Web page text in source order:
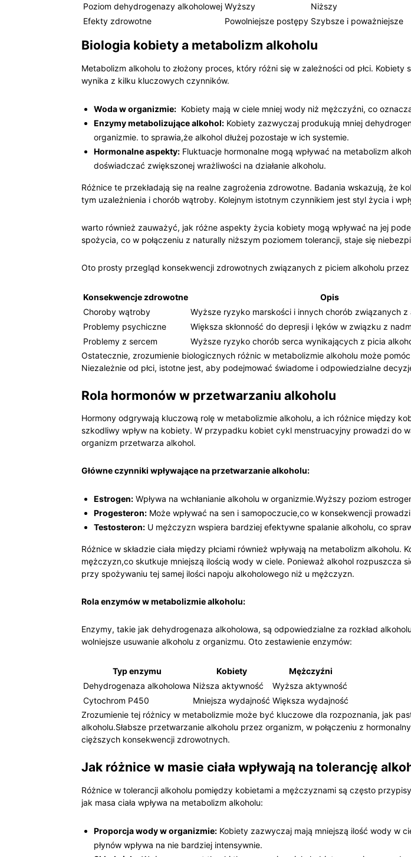
Poziom dehydrogenazy alkoholowej Wyższy
Niższy
Efekty⁢ zdrowotne
Powolniejsze⁤ postępy Szybsze i poważniejsze
Biologia kobiety a metabolizm ⁤alkoholu
Metabolizm ⁤alkoholu to złożony proces, który ⁤różni się w‌ zależności od płci.
wynika‌ z⁤ kilku kluczowych czynników.
Woda w organizmie:
Kobiety mają w ciele ⁢mniej wody niż mężczyźni, co
Enzymy metabolizujące ⁢alkohol: Kobiety ⁣zazwyczaj​ produkują mniej
organizmie. to sprawia,że alkohol dłużej pozostaje w ich systemie.
Hormonalne aspekty: Fluktuacje hormonalne mogą wpływać na metabolizm
doświadczać ​zwiększonej wrażliwości ⁤na działanie alkoholu.
Różnice te przekładają​ się‌ na ⁢realne zagrożenia zdrowotne. Badania wskazują, że
tym uzależnienia i chorób​ wątroby. Kolejnym​ istotnym czynnikiem jest styl życia i
warto również ​zauważyć, jak różne aspekty​ życia kobiety mogą wpływać na ‍jej
spożycia,⁣ co w połączeniu z naturally ⁢niższym poziomem tolerancji, staje ‍się
Oto prosty przegląd konsekwencji⁢ zdrowotnych‌ związanych z piciem alkoholu
Konsekwencje zdrowotne
Opis
Choroby‌ wątroby
Wyższe‌ ryzyko​ marskości i innych chorób związanych z
Problemy psychiczne
Większa skłonność⁤ do depresji i lęków w ‌związku ‌z
Problemy z sercem
Wyższe ryzyko⁣ chorób ⁤serca ⁤wynikających z picia
Ostatecznie, zrozumienie biologicznych⁣ różnic w metabolizmie alkoholu może‌
Niezależnie ⁢od płci, istotne jest, aby podejmować ‍świadome i odpowiedzialne
Rola hormonów w⁣ przetwarzaniu alkoholu
Hormony odgrywają kluczową rolę w ⁢metabolizmie alkoholu, a ich różnice między⁣
szkodliwy wpływ na kobiety. W ‌przypadku kobiet cykl ⁢menstruacyjny ⁤prowadzi do
organizm przetwarza‍ alkohol.
Główne czynniki wpływające​ na przetwarzanie alkoholu:
Estrogen: Wpływa na wchłanianie alkoholu w organizmie.Wyższy poziom
Progesteron: ‌Może wpływać na sen i samopoczucie,co w konsekwencji
Testosteron: U mężczyzn wspiera bardziej efektywne spalanie alkoholu, co
Różnice ⁢w składzie ⁢ciała między płciami również wpływają na metabolizm
mężczyzn,co skutkuje‍ mniejszą ilością wody w ​ciele. ⁢Ponieważ alkohol
przy ‍spożywaniu ⁤tej samej ilości napoju ‍alkoholowego niż u mężczyzn.
Rola enzymów w ⁣metabolizmie alkoholu:
Enzymy, takie‌ jak dehydrogenaza alkoholowa, są odpowiedzialne ⁤za ⁢rozkład⁢
wolniejsze ⁣usuwanie alkoholu z organizmu. Oto zestawienie enzymów:
Typ enzymu Kobiety
Mężczyźni
Dehydrogenaza alkoholowa Niższa aktywność
Wyższa aktywność
Cytochrom P450
Mniejsza wydajność Większa wydajność
Zrozumienie tej różnicy w metabolizmie może‌ być kluczowe​ dla rozpoznania, jak
alkoholu.Słabsze‍ przetwarzanie ‍alkoholu przez ⁣organizm, w ‌połączeniu‌ z‍
cięższych⁤ konsekwencji‍ zdrowotnych.
Jak różnice w masie ciała wpływają ‌na⁤ tolerancję
Różnice w tolerancji ‍alkoholu‍ pomiędzy kobietami a mężczyznami są​ często‍
jak masa ciała wpływa na metabolizm alkoholu:
Proporcja wody w⁣ organizmie: Kobiety ‍zazwyczaj mają mniejszą ilość wody w
płynów wpływa na nie ‍bardziej intensywnie.